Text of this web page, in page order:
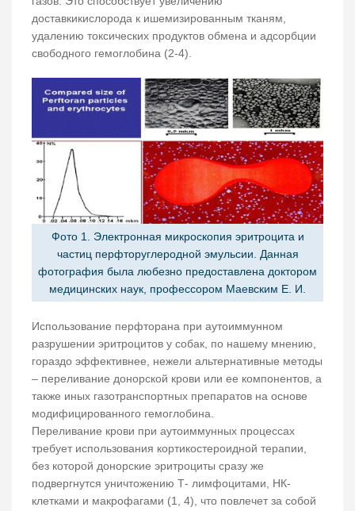
доставкикислорода к ишемизированным тканям,
удалению токсических продуктов обмена и адсорбции
свободного гемоглобина (2-4).
Фото 1. Электронная микроскопия эритроцита и
частиц перфторуглеродной эмульсии. Данная
фотография была любезно предоставлена доктором
медицинских наук, профессором Маевским Е. И.
Использование перфторана при аутоиммунном
разрушении эритроцитов у собак, по нашему мнению,
гораздо эффективнее, нежели альтернативные методы
– переливание донорской крови или ее компонентов, а
также иных газотранспортных препаратов на основе
модифицированного гемоглобина.
Переливание крови при аутоиммунных процессах
требует использования кортикостероидной терапии,
без которой донорские эритроциты сразу же
подвергнутся уничтожению Т- лимфоцитами, НК-
клетками и макрофагами (1, 4), что повлечет за собой